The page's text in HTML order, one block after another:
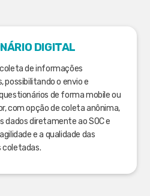
DIGITAL
de informações
possibilitando o envio e
de forma mobile ou
com opção de coleta anônima,
dados diretamente ao SOC e
e a qualidade das